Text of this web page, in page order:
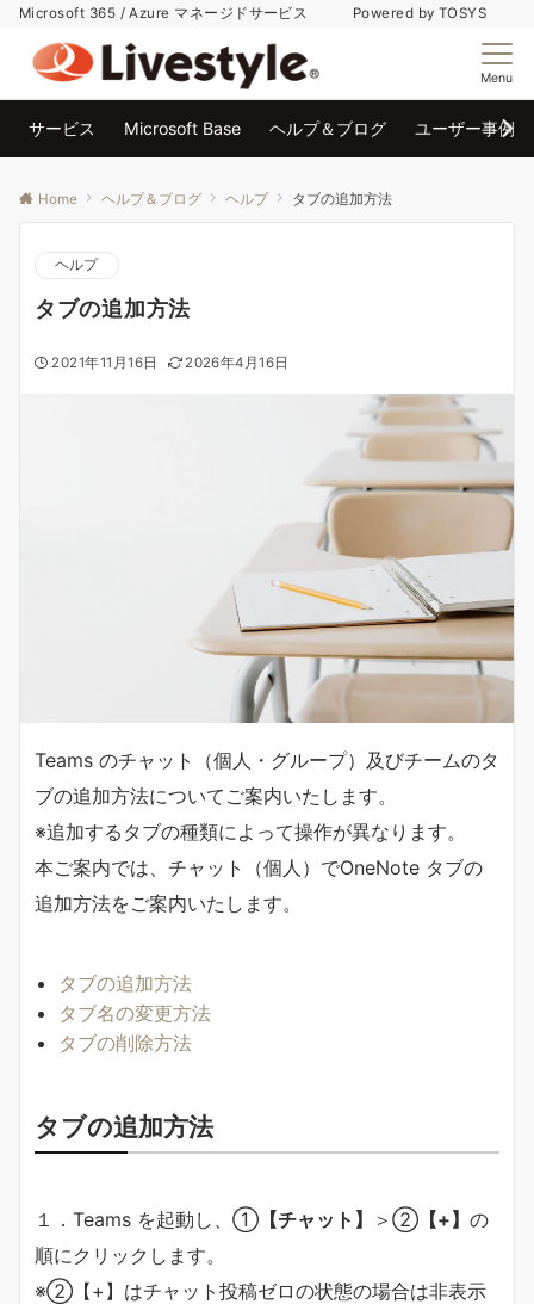
Microsoft 365 / Azure マネージドサービス Powered by TOSYS
Menu
サービス Microsoft Base ヘルプ＆ブログ ユーザー事例
Home ヘルプ＆ブログ ヘルプ タブの追加方法
ヘルプ
タブの追加方法
2021年11月16日 2026年4月16日
Teams のチャット（個人・グループ）及びチームのタ
ブの追加方法についてご案内いたします。
※追加するタブの種類によって操作が異なります。
本ご案内では、チャット（個人）でOneNote タブの
追加方法をご案内いたします。
タブの追加方法
タブ名の変更方法
タブの削除方法
タブの追加方法
１．Teams を起動し、① 【チャット】 ＞② 【+】 の
順にクリックします。
※②【+】はチャット投稿ゼロの状態の場合は非表示